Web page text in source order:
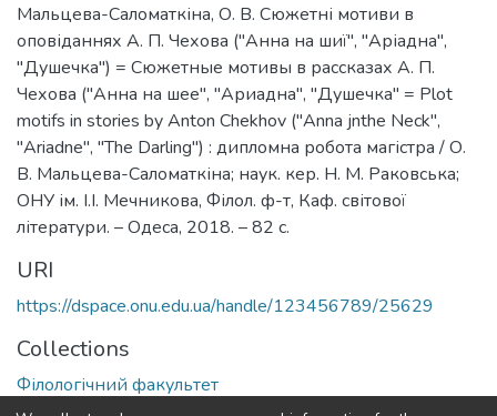
Мальцева-Саломаткіна, О. В. Сюжетні мотиви в
оповіданнях А. П. Чехова ("Анна на шиї", "Аріадна",
"Душечка") = Сюжетные мотивы в рассказах А. П.
Чехова ("Анна на шее", "Ариадна", "Душечка" = Plot
motifs in stories by Anton Chekhov ("Anna jnthe Neck",
"Ariadne", "The Darling") : дипломна робота магістра / О.
В. Мальцева-Саломаткіна; наук. кер. Н. М. Раковська;
ОНУ ім. І.І. Мечникова, Філол. ф-т, Каф. світової
літератури. – Одеса, 2018. – 82 с.
URI
https://dspace.onu.edu.ua/handle/123456789/25629
Collections
Філологічний факультет